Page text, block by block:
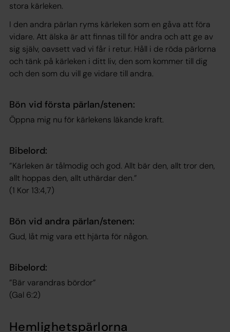
stora kärleken.
I den andra pärlan ryms kärleken som en gåva att föra
vidare. Att älska är att finnas till för andra och att ge av
sig själv, oavsett vad vi får i retur. Håll i de röda pärlorna
och tänk på kärleken i ditt liv, den som kommer till dig
och den som du vill ge vidare till andra.
Bön vid första pärlan/stenen:
Öppna mig nu för kärlekens läkande kraft.
Bibelord:
”Kärleken är tålmodig och god. Allt bär den, allt tror den,
allt hoppas den, allt uthärdar den.”
(1 Kor 13:4,7)
Bön vid andra pärlan/stenen:
Gud, låt mig vara ett hjärta för någon.
Bibelord:
”Bär varandras bördor”
(Gal 6:2)
Hemlighetspärlorna